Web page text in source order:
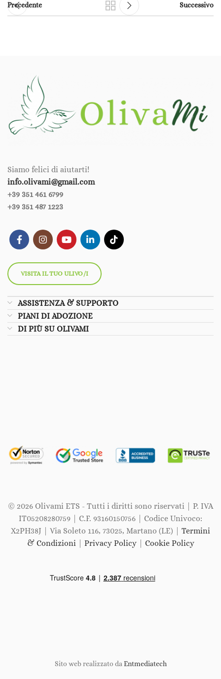
Precedente Successivo
Siamo felici di aiutarti!
info.olivami@gmail.com
+39 351 461 6799‪‪
+39 351 487 1223
VISITA IL TUO ULIVO/I
ASSISTENZA & SUPPORTO
PIANI DI ADOZIONE
DI PIÙ SU OLIVAMI
© 2026 Olivami ETS - Tutti i diritti sono riservati | P. IVA
IT05208280759 | C.F. 93160150756 | Codice Univoco:
X2PH38J | Via Soleto 116, 73025, Martano (LE) | Termini
& Condizioni| Privacy Policy| Cookie Policy
Sito web realizzato daEntmediatech